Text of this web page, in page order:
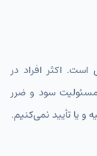
است. اکثر افراد در
مسئولیت سود و ضرر
یا تأیید نمی‌کنیم.